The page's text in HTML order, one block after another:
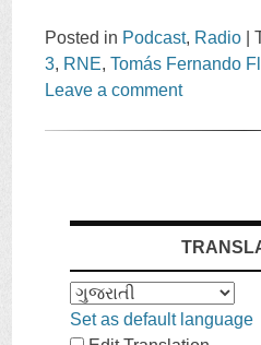
Posted in Podcast, Radio |
3, RNE,Tomás Fernando
Leave a comment
Set as default language